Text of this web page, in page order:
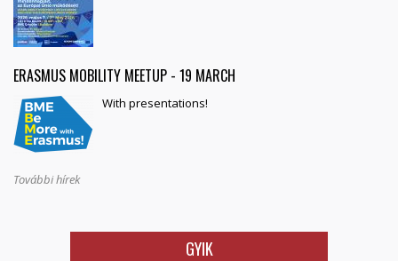
ERASMUS MOBILITY MEETUP - 19 MARCH
With presentations!
További hírek
GYIK